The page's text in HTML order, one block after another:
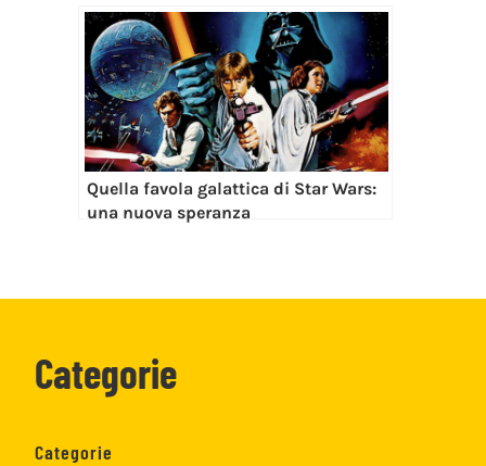
Quella favola galattica di Star Wars:
una nuova speranza
Categorie
Categorie